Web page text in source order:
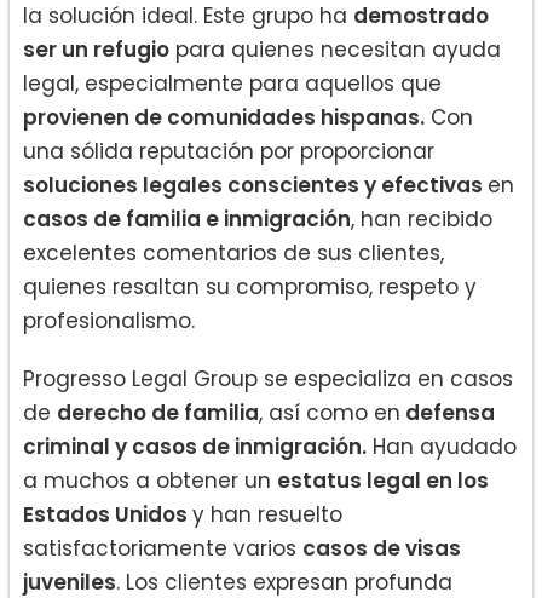
la solución ideal. Este grupo ha demostrado
ser un refugio para quienes necesitan ayuda
legal, especialmente para aquellos que
provienen de comunidades hispanas. Con
una sólida reputación por proporcionar
soluciones legales conscientes y efectivas en
casos de familia e inmigración, han recibido
excelentes comentarios de sus clientes,
quienes resaltan su compromiso, respeto y
profesionalismo.
Progresso Legal Group se especializa en casos
de derecho de familia, así como en defensa
criminal y casos de inmigración. Han ayudado
a muchos a obtener un estatus legal en los
Estados Unidos y han resuelto
satisfactoriamente varios casos de visas
juveniles. Los clientes expresan profunda